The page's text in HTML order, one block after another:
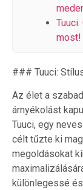
most!
### Tuuci:
Az élet a
árnyékolást
Tuuci, egy
célt tűzte ki
megoldásokat
különlegessé